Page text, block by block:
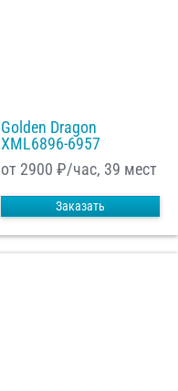
Golden Dragon
XML6896-6957
от 2900 ₽/час, 39 мест
Заказать